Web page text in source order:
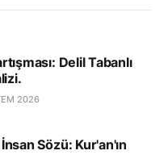
Delil Tabanlı
2026
Sözü: Kur'an'ın